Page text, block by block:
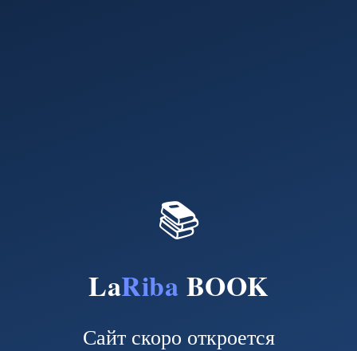
📚
LaRiba BOOK
Сайт скоро откроется